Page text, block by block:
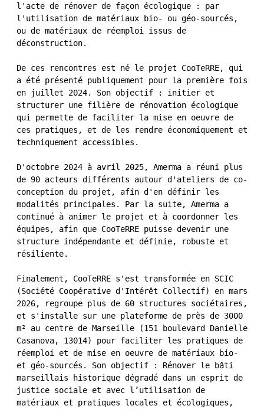
l'acte de rénover de façon écologique : par
l'utilisation de matériaux bio- ou géo-sourcés,
ou de matériaux de réemploi issus de
déconstruction.
De ces rencontres est né le projet CooTeRRE, qui
a été présenté publiquement pour la première fois
en juillet 2024. Son objectif : initier et
structurer une filière de rénovation écologique
qui permette de faciliter la mise en oeuvre de
ces pratiques, et de les rendre économiquement et
techniquement accessibles.
D'octobre 2024 à avril 2025, Amerma a réuni plus
de 90 acteurs différents autour d'ateliers de co-
conception du projet, afin d'en définir les
modalités principales. Par la suite, Amerma a
continué à animer le projet et à coordonner les
équipes, afin que CooTeRRE puisse devenir une
structure indépendante et définie, robuste et
résiliente.
Finalement, CooTeRRE s'est transformée en SCIC
(Société Coopérative d'Intérêt Collectif) en mars
2026, regroupe plus de 60 structures sociétaires,
et s'installe sur une plateforme de près de 3000
m² au centre de Marseille (151 boulevard Danielle
Casanova, 13014) pour faciliter les pratiques de
réemploi et de mise en oeuvre de matériaux bio-
et géo-sourcés. Son objectif : Rénover le bâti
marseillais historique dégradé dans un esprit de
justice sociale et avec l’utilisation de
matériaux et pratiques locales et écologiques,